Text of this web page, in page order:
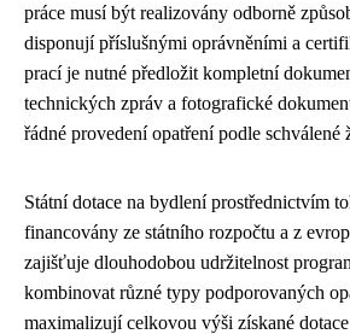
práce musí být realizovány odborně
disponují příslušnými oprávněními a
prací je nutné předložit kompletní
technických zpráv a fotografické
řádné provedení opatření podle schválené
Státní dotace na bydlení prostřednictvím
financovány ze státního rozpočtu a z
zajišťuje dlouhodobou udržitelnost
kombinovat různé typy podporovaných
maximalizují celkovou výši získané